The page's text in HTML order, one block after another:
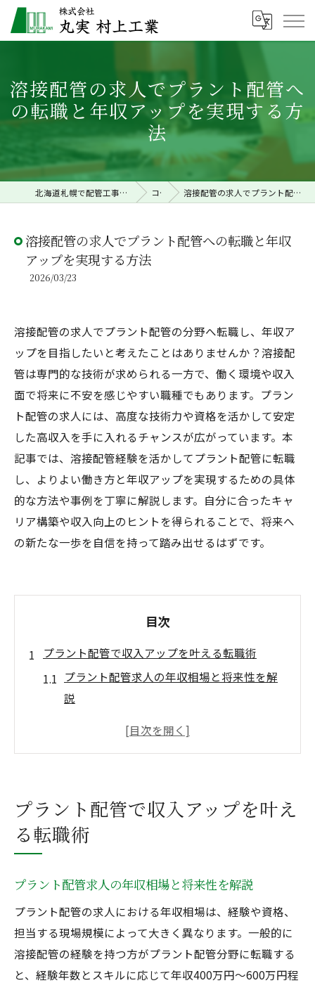
溶接配管の求人でプラント配管へ
の転職と年収アップを実現する方
法
北海道札幌で配管工事の求人なら株式会社丸実村上工業 コラム 溶接配管の求人でプラント配管への転職と年収アップを実現する方法
溶接配管の求人でプラント配管への転職と年収
アップを実現する方法
2026/03/23
溶接配管の求人でプラント配管の分野へ転職し、年収ア
ップを目指したいと考えたことはありませんか？溶接配
管は専門的な技術が求められる一方で、働く環境や収入
面で将来に不安を感じやすい職種でもあります。プラン
ト配管の求人には、高度な技術力や資格を活かして安定
した高収入を手に入れるチャンスが広がっています。本
記事では、溶接配管経験を活かしてプラント配管に転職
し、よりよい働き方と年収アップを実現するための具体
的な方法や事例を丁寧に解説します。自分に合ったキャ
リア構築や収入向上のヒントを得られることで、将来へ
の新たな一歩を自信を持って踏み出せるはずです。
目次
プラント配管で収入アップを叶える転職術
プラント配管求人の年収相場と将来性を解
説
溶接配管経験者が転職で収入を上げる方法
術
プラント配管で年収アップを目指すコツと
溶接配管の経験が活きる年収向上の秘訣
溶接配管の経験を年収アップに直結させる
方法
プラント配管求人で重視されるスキルと経
験
プラント配管で収入アップを叶え
る転職術
プラント配管求人の年収相場と将来性を解説
プラント配管の求人における年収相場は、経験や資格、
担当する現場規模によって大きく異なります。一般的に
溶接配管の経験を持つ方がプラント配管分野に転職する
と、経験年数とスキルに応じて年収400万円〜600万円程